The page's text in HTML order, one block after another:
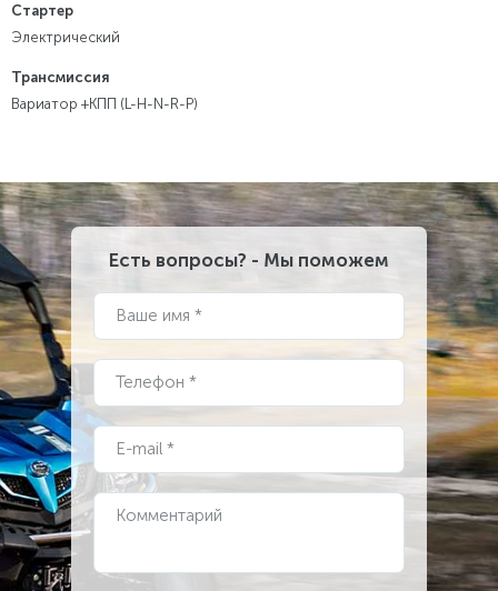
КУПИТЬ
Стартер
Электрический
Трансмиссия
Вариатор +КПП (L-H-N-R-P)
Есть вопросы? - Мы поможем
Ваше имя *
Телефон *
E-mail *
Комментарий